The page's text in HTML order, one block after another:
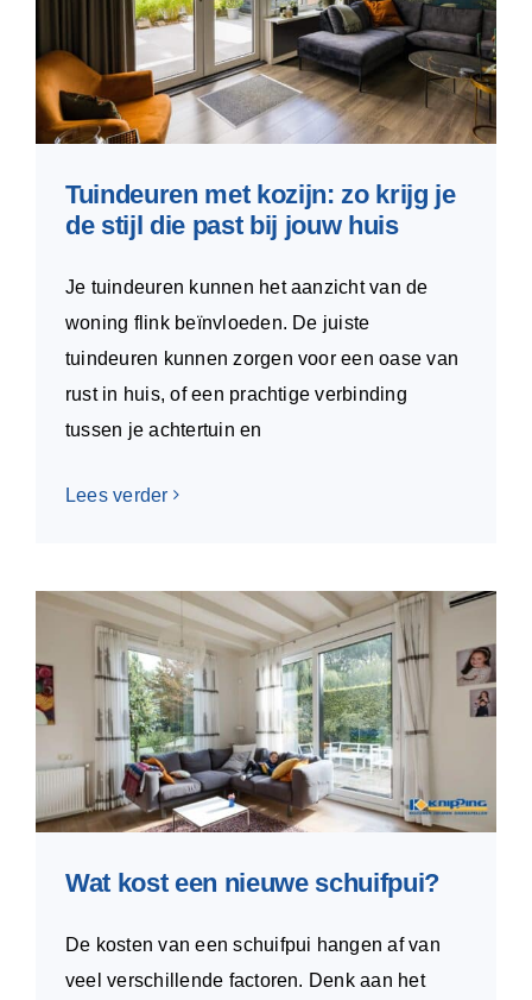
Tuindeuren met kozijn: zo krijg je
de stijl die past bij jouw huis
Je tuindeuren kunnen het aanzicht van de
woning flink beïnvloeden. De juiste
tuindeuren kunnen zorgen voor een oase van
rust in huis, of een prachtige verbinding
tussen je achtertuin en
Lees verder
Wat kost een nieuwe schuifpui?
De kosten van een schuifpui hangen af van
veel verschillende factoren. Denk aan het